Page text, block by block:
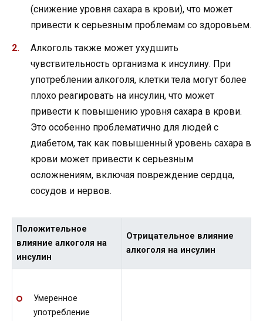
(снижение уровня сахара в крови), что может
привести к серьезным проблемам со здоровьем.
Алкоголь также может ухудшить
чувствительность организма к инсулину. При
употреблении алкоголя, клетки тела могут более
плохо реагировать на инсулин, что может
привести к повышению уровня сахара в крови.
Это особенно проблематично для людей с
диабетом, так как повышенный уровень сахара в
крови может привести к серьезным
осложнениям, включая повреждение сердца,
сосудов и нервов.
Положительное
влияние алкоголя на
инсулин
Отрицательное влияние
алкоголя на инсулин
Умеренное
употребление